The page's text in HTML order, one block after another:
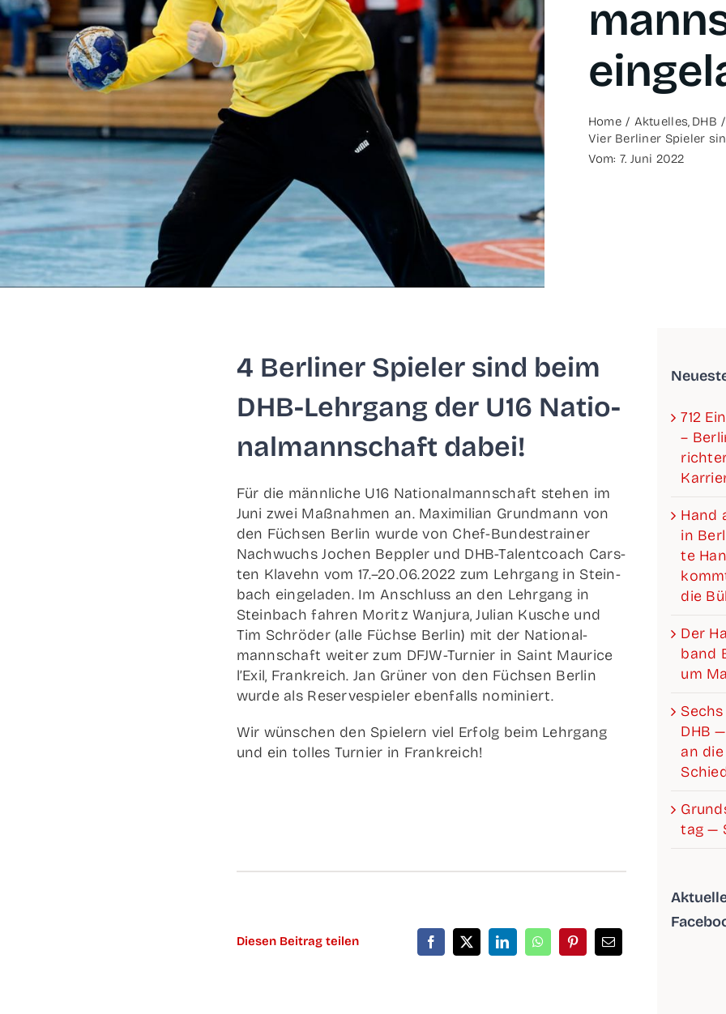
Home Aktu­el­les DHB
Vier Ber­li­ner Spie­ler
Vom: 7. Juni 2022
4 Ber­li­ner Spie­ler sind beim
DHB-Lehr­­gang der U16 Natio­
nal­mann­schaft dabei!
Für die männ­li­che U16 Natio­nal­mann­schaft ste­hen im
Juni zwei Maß­nah­men an. Maxi­mi­li­an Grund­mann von
den Füch­sen Ber­lin wur­de von Chef-Bun­­des­­trai­­ner
Nach­wuchs Jochen Bepp­ler und DHB-Talen­t­­coach Cars­
ten Kla­vehn vom 17.–20.06.2022 zum Lehr­gang in Stein­
bach ein­ge­la­den. Im Anschluss an den Lehr­gang in
Stein­bach fah­ren Moritz Wan­ju­ra, Juli­an Kusche und
Tim Schrö­der (alle Füch­se Ber­lin) mit der Natio­nal­
mann­schaft wei­ter zum DFJW-Tur­­nier in Saint Mau­rice
l’Exil, Frank­reich. Jan Grü­ner von den Füch­sen Ber­lin
wur­de als Reser­ve­spie­ler eben­falls nominiert.
Wir wün­schen den Spie­lern viel Erfolg beim Lehr­gang
und ein tol­les Tur­nier in Frankreich!
Die­sen Bei­trag teilen
712
–
Hand
in
te
die
Der
band
um
DHB
an
tag —